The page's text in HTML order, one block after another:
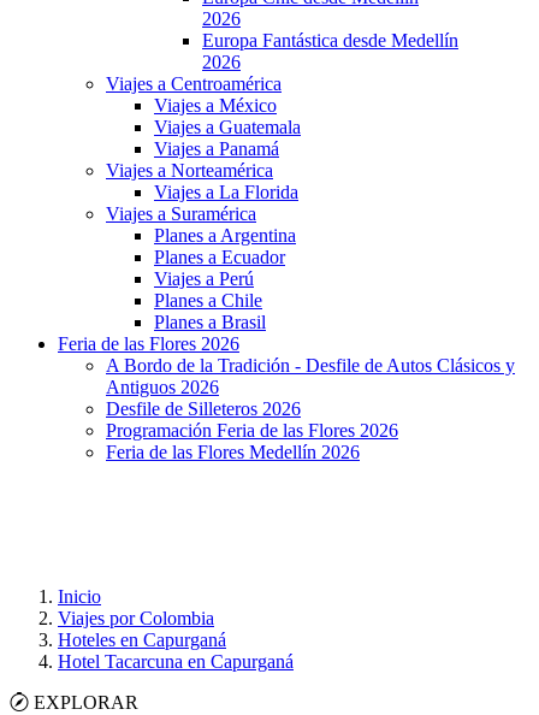
2026
Europa Fantástica desde Medellín
2026
Viajes a Centroamérica
Viajes a México
Viajes a Guatemala
Viajes a Panamá
Viajes a Norteamérica
Viajes a La Florida
Viajes a Suramérica
Planes a Argentina
Planes a Ecuador
Viajes a Perú
Planes a Chile
Planes a Brasil
Feria de las Flores 2026
A Bordo de la Tradición - Desfile de Autos Clásicos y
Antiguos 2026
Desfile de Silleteros 2026
Programación Feria de las Flores 2026
Feria de las Flores Medellín 2026
Inicio
Viajes por Colombia
Hoteles en Capurganá
Hotel Tacarcuna en Capurganá
EXPLORAR